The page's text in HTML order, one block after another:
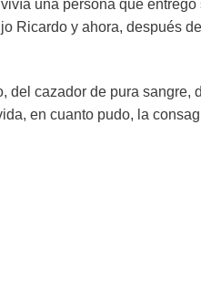
una persona que
Ricardo y ahora, después
del cazador de pura
en cuanto pudo, la